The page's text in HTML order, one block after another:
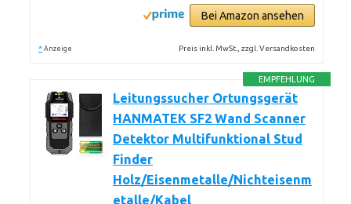
Bei Amazon ansehen
* Anzeige Preis inkl. MwSt., zzgl. Versandkosten
EMPFEHLUNG
Leitungssucher Ortungsgerät
HANMATEK SF2 Wand Scanner
Detektor Multifunktional Stud
Finder
Holz/Eisenmetalle/Nichteisenm
etalle/Kabel